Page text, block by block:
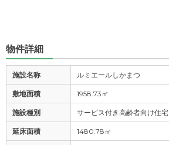
物件詳細
施設名称 ルミエールしかまつ
敷地面積 1958.73㎡
施設種別 サービス付き高齢者向け住宅
延床面積 1480.78㎡